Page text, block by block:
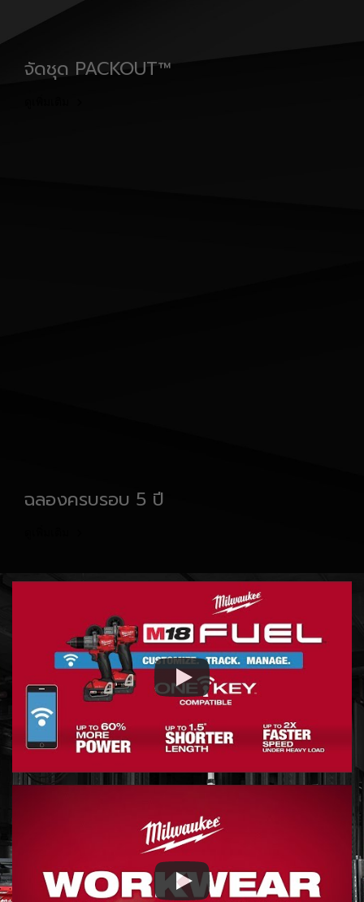
จัดชุด PACKOUT™
ฉลองครบรอบ 5 ปี